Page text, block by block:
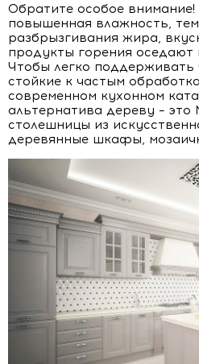
Обратите особое внимание!
повышенная влажность,
разбрызгивания жира,
продукты горения оседают
Чтобы легко поддерживать
стойкие к частым
современном кухонном
альтернатива дереву –
столешницы из
деревянные шкафы,